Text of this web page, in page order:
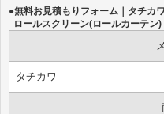
●無料お見積もりフォーム｜タチカ
ロールスクリーン(ロールカーテン)
タチカワ